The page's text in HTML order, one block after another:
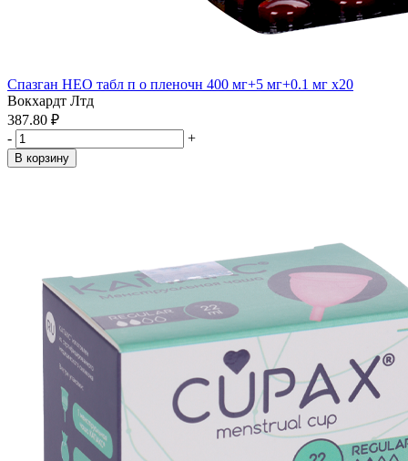
Спазган НЕО табл п о пленочн 400 мг+5 мг+0.1 мг x20
Вокхардт Лтд
387.80 ₽
-
+
В корзину